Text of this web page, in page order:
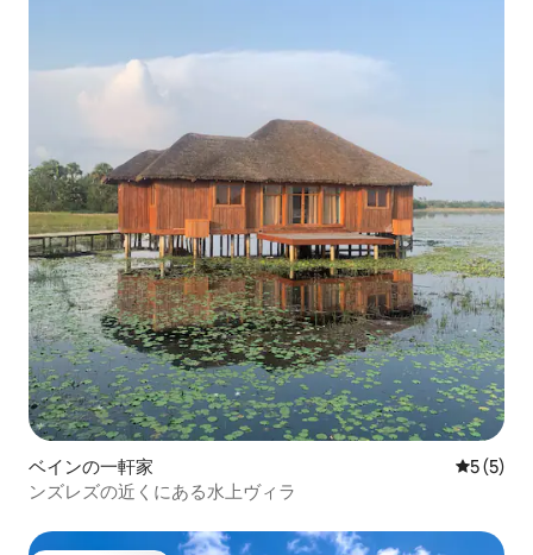
ベインの一軒家 レビュー
5 (5)
ンズレズの近くにある水上ヴィラ